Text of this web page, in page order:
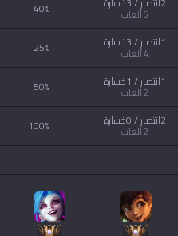
6ألعاب 40%
1انتصار / 3خسارة
4ألعاب 25%
1انتصار / 1خسارة
2ألعاب 50%
2انتصار / 0خسارة
2ألعاب 100%